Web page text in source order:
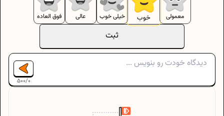
ثبت
معمولی خوب خیلی خوب عالی فوق العاده
500/0